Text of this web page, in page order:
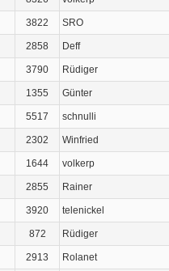
3822 SRO
2858 Deff
3790 Rüdiger
1355 Günter
5517 schnulli
2302 Winfried
1644 volkerp
2855 Rainer
3920 telenickel
872 Rüdiger
2913 Rolanet